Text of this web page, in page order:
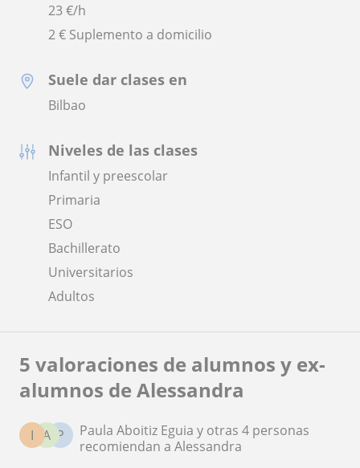
23 €/h
2 € Suplemento a domicilio
Suele dar clases en
Bilbao
Niveles de las clases
Infantil y preescolar
Primaria
ESO
Bachillerato
Universitarios
Adultos
5 valoraciones de alumnos y ex-
alumnos de Alessandra
P
A
I
Paula Aboitiz Eguia y otras 4 personas
recomiendan a Alessandra